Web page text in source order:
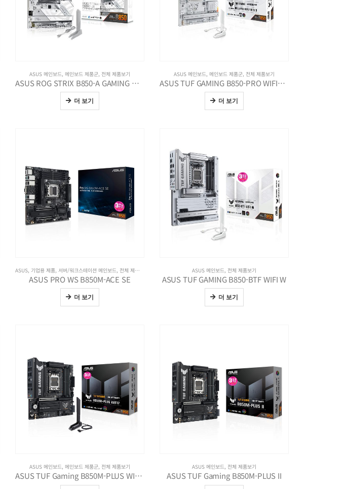
ASUS 메인보드, 메인보드 제품군, 전체 제품보기
ASUS ROG STRIX B850-A GAMING WIFI7 NEO
더 보기
ASUS 메인보드, 메인보드 제품군, 전체 제품보기
ASUS TUF GAMING B850-PRO WIFI7 W NEO
더 보기
ASUS, 기업용 제품, 서버/워크스테이션 메인보드, 전체 제품보기
ASUS PRO WS B850M-ACE SE
더 보기
ASUS 메인보드, 전체 제품보기
ASUS TUF GAMING B850-BTF WIFI W
더 보기
ASUS 메인보드, 메인보드 제품군, 전체 제품보기
ASUS TUF Gaming B850M-PLUS WIFI7
ASUS 메인보드, 전체 제품보기
ASUS TUF Gaming B850M-PLUS II